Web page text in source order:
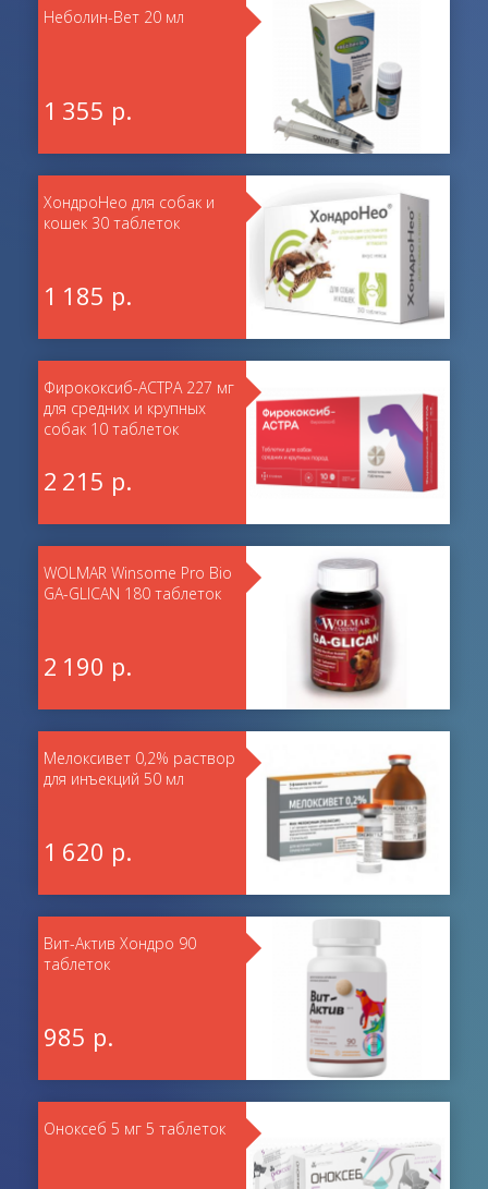
Неболин-Вет 20 мл
1 355 р.
ХондроНео для собак и
кошек 30 таблеток
1 185 р.
Фирококсиб-АСТРА 227 мг
для средних и крупных
собак 10 таблеток
2 215 р.
WOLMAR Winsome Pro Bio
GA-GLICAN 180 таблеток
2 190 р.
Мелоксивет 0,2% раствор
для инъекций 50 мл
1 620 р.
Вит-Актив Хондро 90
таблеток
985 р.
Оноксеб 5 мг 5 таблеток